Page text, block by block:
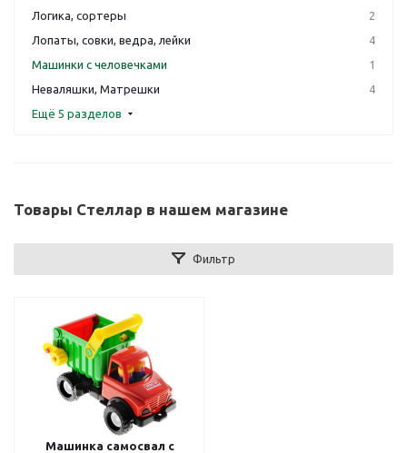
Логика, сортеры
2
Лопаты, совки, ведра, лейки
4
Машинки с человечками
1
Неваляшки, Матрешки
4
Ещё 5 разделов
Товары Стеллар в нашем магазине
Фильтр
Машинка самосвал с